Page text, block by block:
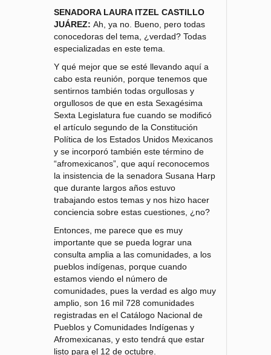
SENADORA LAURA ITZEL CASTILLO
JUÁREZ: Ah, ya no. Bueno, pero todas
conocedoras del tema, ¿verdad? Todas
especializadas en este tema.
Y qué mejor que se esté llevando aquí a
cabo esta reunión, porque tenemos que
sentirnos también todas orgullosas y
orgullosos de que en esta Sexagésima
Sexta Legislatura fue cuando se modificó
el artículo segundo de la Constitución
Política de los Estados Unidos Mexicanos
y se incorporó también este término de
“afromexicanos”, que aquí reconocemos
la insistencia de la senadora Susana Harp
que durante largos años estuvo
trabajando estos temas y nos hizo hacer
conciencia sobre estas cuestiones, ¿no?
Entonces, me parece que es muy
importante que se pueda lograr una
consulta amplia a las comunidades, a los
pueblos indígenas, porque cuando
estamos viendo el número de
comunidades, pues la verdad es algo muy
amplio, son 16 mil 728 comunidades
registradas en el Catálogo Nacional de
Pueblos y Comunidades Indígenas y
Afromexicanas, y esto tendrá que estar
listo para el 12 de octubre.